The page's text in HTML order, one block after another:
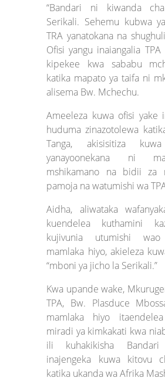
“Bandari ni kiwanda
Serikali. Sehemu kubwa
TRA yanatokana na
Ofisi yangu inaiangalia
kipekee kwa sababu
katika mapato ya taifa ni
alisema Bw. Mchechu.
Ameeleza kuwa ofisi yake
huduma zinazotolewa
Tanga, akisisitiza
yanayoonekana ni
mshikamano na bidii za
pamoja na watumishi wa
Aidha, aliwataka
kuendelea kuthamini
kujivunia utumishi
mamlaka hiyo, akieleza
“mboni ya jicho la Serikali.”
Kwa upande wake,
TPA, Bw. Plasduce
mamlaka hiyo
miradi ya kimkakati kwa
ili kuhakikisha
inajengeka kuwa kitovu
katika ukanda wa Afrika